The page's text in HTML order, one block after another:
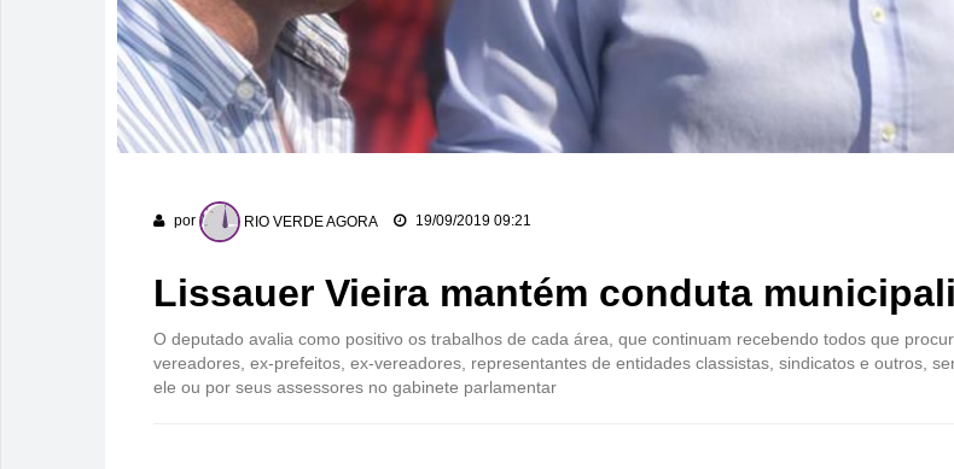
por RIO VERDE AGORA 19/09/2019 09:21
Lissauer Vieira mantém conduta
O deputado avalia como positivo os trabalhos de cada área, que continuam recebendo todos que
vereadores, ex-prefeitos, ex-vereadores, representantes de entidades classistas, sindicatos e outros,
ele ou por seus assessores no gabinete parlamentar